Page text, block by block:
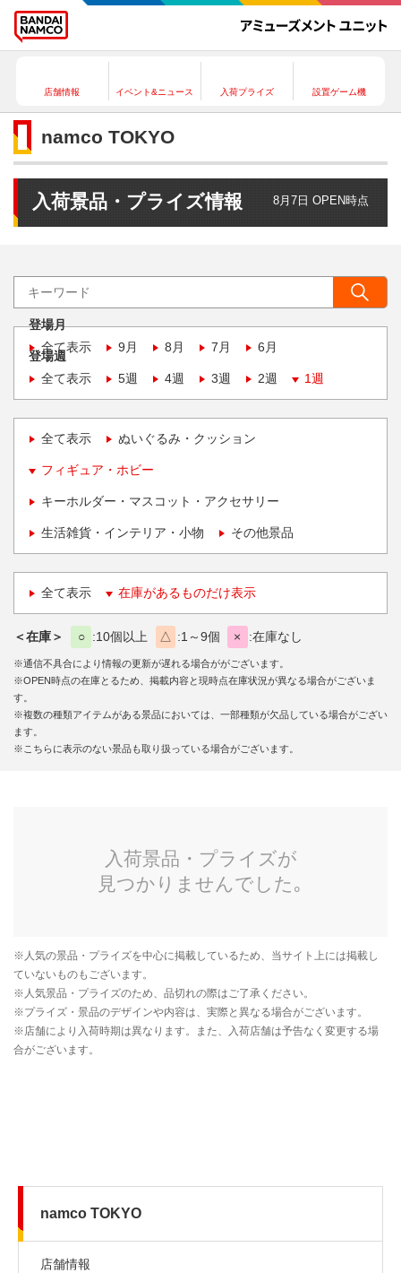
店舗情報 イベント&ニュース 入荷プライズ 設置ゲーム機
namco TOKYO
入荷景品・プライズ情報 8月7日 OPEN時点
登場月
全て表示
9月 8月 7月 6月
登場週
全て表示
5週 4週 3週 2週 1週
全て表示 ぬいぐるみ・クッション
フィギュア・ホビー
キーホルダー・マスコット・アクセサリー
生活雑貨・インテリア・小物 その他景品
全て表示 在庫があるものだけ表示
＜在庫＞ ○ 10個以上 △ 1～9個 × 在庫なし
※通信不具合により情報の更新が遅れる場合ががございます。
※OPEN時点の在庫とるため、掲載内容と現時点在庫状況が異なる場合がございま
す。
※複数の種類アイテムがある景品においては、一部種類が欠品している場合がござい
ます。
※こちらに表示のない景品も取り扱っている場合がございます。
namco TOKYO
店舗情報